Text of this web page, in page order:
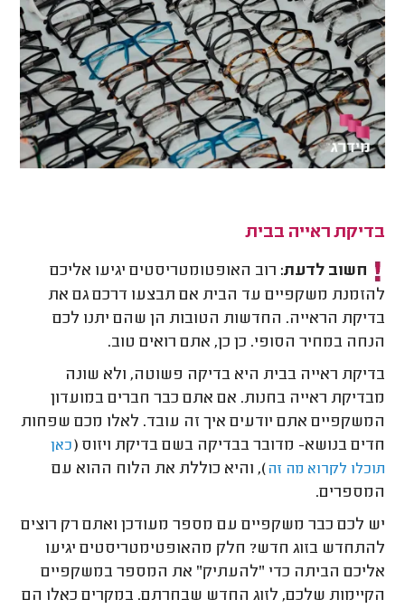
בדיקת ראייה בבית
חשוב לדעת: רוב האופטומטריסטים יגיעו אליכם
להזמנת משקפיים עד הבית אם תבצעו דרכם גם את
בדיקת הראייה. החדשות הטובות הן שהם יתנו לכם
הנחה במחיר הסופי. כן כן, אתם רואים טוב.
בדיקת ראייה בבית היא בדיקה פשוטה, ולא שונה
מבדיקת ראייה בחנות. אם אתם כבר חברים במועדון
המשקפיים אתם יודעים איך זה עובד. לאלו מכם שפחות
חדים בנושא- מדובר בבדיקה בשם בדיקת ויזוס (כאן
תוכלו לקרוא מה זה), והיא כוללת את הלוח ההוא עם
המספרים.
יש לכם כבר משקפיים עם מספר מעודכן ואתם רק רוצים
להתחדש בזוג חדש? חלק מהאופטימטריסטים יגיעו
אליכם הביתה כדי "להעתיק" את המספר במשקפיים
הקיימות שלכם, לזוג החדש שבחרתם. במקרים כאלו הם